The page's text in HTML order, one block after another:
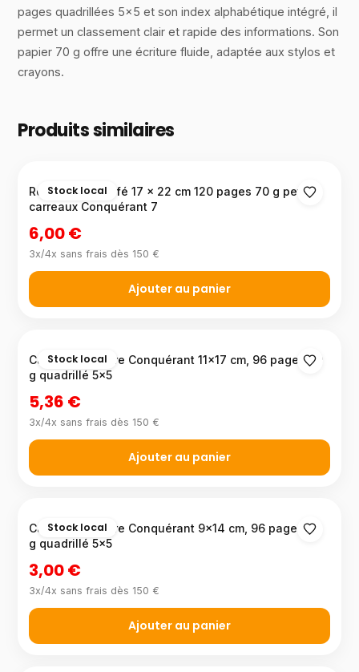
pages quadrillées 5×5 et son index alphabétique intégré, il
permet un classement clair et rapide des informations. Son
papier 70 g offre une écriture fluide, adaptée aux stylos et
crayons.
Produits similaires
Stock local
Répertoire agrafé 17 × 22 cm 120 pages 70 g petits
carreaux Conquérant 7
6,00 €
3x/4x sans frais dès 150 €
Ajouter au panier
Stock local
Carnet répertoire Conquérant 11×17 cm, 96 pages 70
g quadrillé 5×5
5,36 €
3x/4x sans frais dès 150 €
Ajouter au panier
Stock local
Carnet répertoire Conquérant 9×14 cm, 96 pages 70
g quadrillé 5×5
3,00 €
3x/4x sans frais dès 150 €
Ajouter au panier